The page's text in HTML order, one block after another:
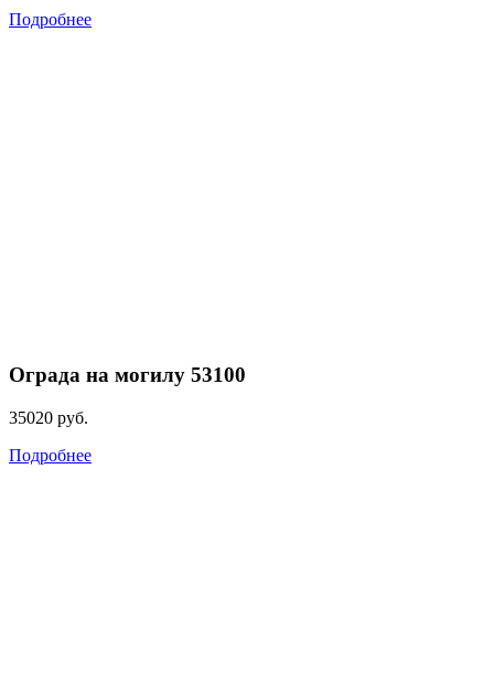
Подробнее
Ограда на могилу 53100
35020 руб.
Подробнее